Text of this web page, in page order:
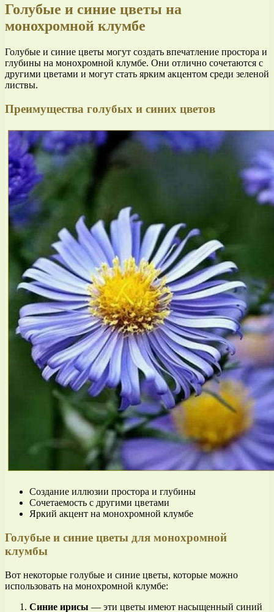
Голубые и синие цветы на
монохромной клумбе
Голубые и синие цветы могут создать впечатление простора и
глубины на монохромной клумбе. Они отлично сочетаются с
другими цветами и могут стать ярким акцентом среди зеленой
листвы.
Преимущества голубых и синих цветов
Создание иллюзии простора и глубины
Сочетаемость с другими цветами
Яркий акцент на монохромной клумбе
Голубые и синие цветы для монохромной
клумбы
Вот некоторые голубые и синие цветы, которые можно
использовать на монохромной клумбе:
Синие ирисы — эти цветы имеют насыщенный синий